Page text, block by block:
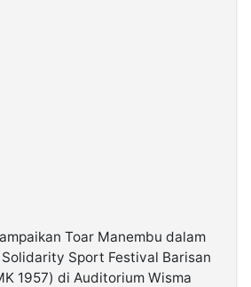
Toar Manembu dalam
Sport Festival Barisan
1957) di Auditorium Wisma